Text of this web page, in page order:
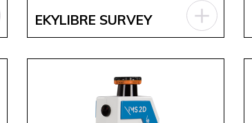
EKYLIBRE SURVEY